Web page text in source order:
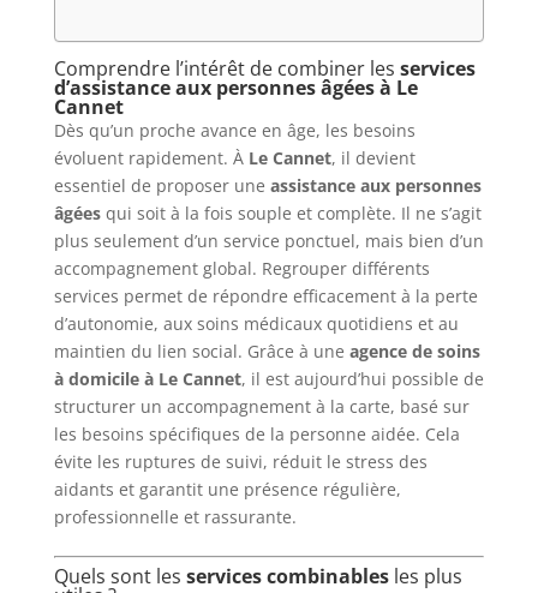
Comprendre l’intérêt de combiner les services
d’assistance aux personnes âgées à Le
Cannet
Dès qu’un proche avance en âge, les besoins
évoluent rapidement. À Le Cannet, il devient
essentiel de proposer une assistance aux personnes
âgéesqui soit à la fois souple et complète. Il ne s’agit
plus seulement d’un service ponctuel, mais bien d’un
accompagnement global. Regrouper différents
services permet de répondre efficacement à la perte
d’autonomie, aux soins médicaux quotidiens et au
maintien du lien social. Grâce à une agence de soins
à domicile à Le Cannet, il est aujourd’hui possible de
structurer un accompagnement à la carte, basé sur
les besoins spécifiques de la personne aidée. Cela
évite les ruptures de suivi, réduit le stress des
aidants et garantit une présence régulière,
professionnelle et rassurante.
Quels sont les services combinablesles plus